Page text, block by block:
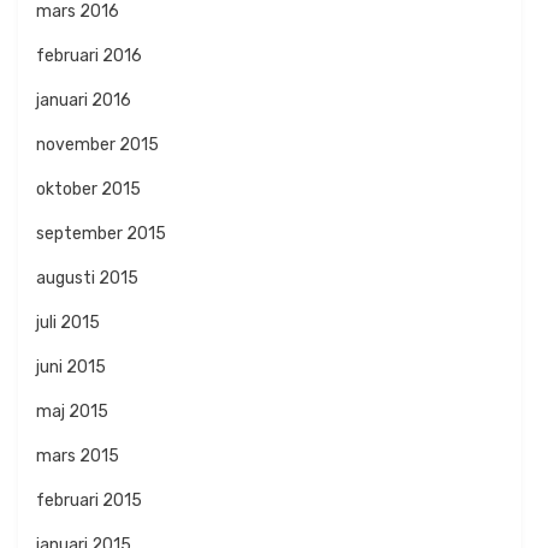
mars 2016
februari 2016
januari 2016
november 2015
oktober 2015
september 2015
augusti 2015
juli 2015
juni 2015
maj 2015
mars 2015
februari 2015